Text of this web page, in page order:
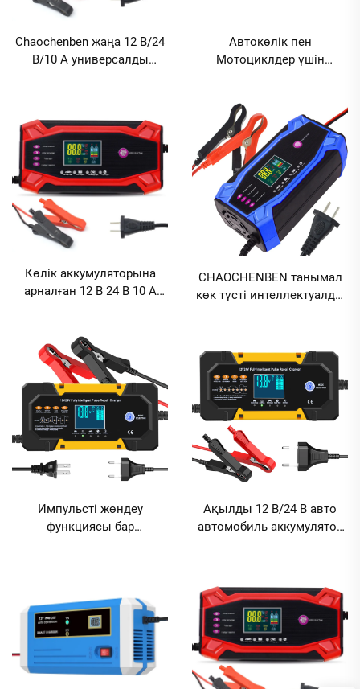
Chaochenben жаңа 12 В/24
В/10 А универсалды
сертификаты, 120 Вт
жылдам зарядтау
құрылғысы қорғасын-
қышқыл аккумуляторлар
үшін
Автокөлік пен
Мотоциклдер үшін
OTP/OVP Қорғалған
Кургешекті Аккумулятор
SCP Функциясы Электр
Отқа Төзімді Дизайн
Көлік аккумуляторына
арналған 12 В 24 В 10 А
көпфункционалды
аккумулятор заряд
құрылғысы
CHAOCHENBEN танымал
көк түсті интеллектуалды
заряд құрылғысы,
температура
компенсациясы,
көпфункционалды
біріктірілген
Импульсті жөндеу
функциясы бар
құрылғысы 12 В 10 А, 24 В
5 А, көпфункционалды,
скутерлер үшін
Ақылды 12 В/24 В авто
автомобиль аккумулятор
шығыс қуаты, AC & DC
порттары автомобиль
немесе мотоцикл жөндеу
үшін